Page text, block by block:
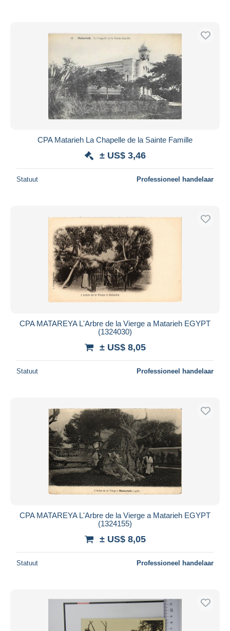
CPA Matarieh La Chapelle de la Sainte Famille
± US$ 3,46
Statuut Professioneel handelaar
CPA MATAREYA L'Arbre de la Vierge a Matarieh EGYPT
(1324030)
± US$ 8,05
Statuut Professioneel handelaar
CPA MATAREYA L'Arbre de la Vierge a Matarieh EGYPT
(1324155)
± US$ 8,05
Statuut Professioneel handelaar